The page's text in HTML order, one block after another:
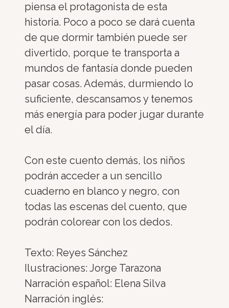
piensa el protagonista de esta
historia. Poco a poco se dará cuenta
de que dormir también puede ser
divertido, porque te transporta a
mundos de fantasía donde pueden
pasar cosas. Además, durmiendo lo
suficiente, descansamos y tenemos
más energía para poder jugar durante
el día.
Con este cuento demás, los niños
podrán acceder a un sencillo
cuaderno en blanco y negro, con
todas las escenas del cuento, que
podrán colorear con los dedos.
Texto: Reyes Sánchez
Ilustraciones: Jorge Tarazona
Narración español: Elena Silva
Narración inglés: